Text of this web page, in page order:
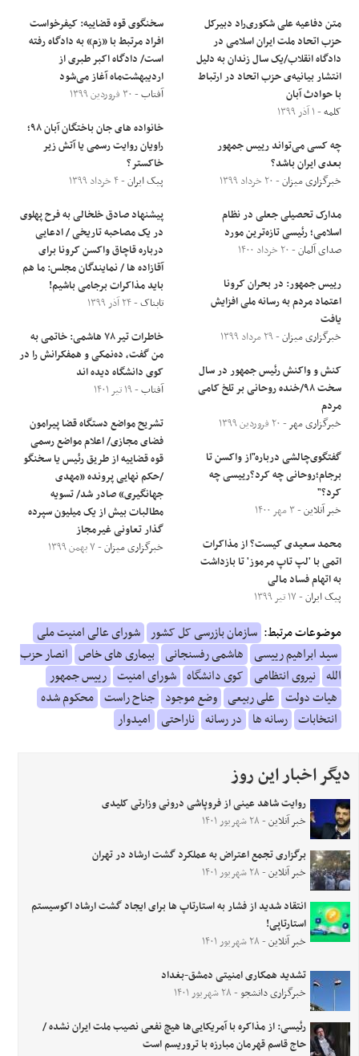
متن دفاعیه علی شکوری‌راد دبیرکل
حزب اتحاد ملت ایران اسلامی در
دادگاه انقلاب/یک سال زندان به دلیل
انتشار بیانیه‌ی حزب اتحاد در ارتباط
با حوادث آبان
کلمه- ۱ آذر ۱۳۹۹
چه کسی می‌تواند رییس جمهور
بعدی ایران باشد؟
خبرگزاری میزان- ۲۰ خرداد ۱۳۹۹
مدارک تحصیلی جعلی در نظام
اسلامی؛ رئیسی تازه‌ترین مورد
صدای آلمان- ۲۰ خرداد ۱۴۰۰
رییس جمهور: در بحران کرونا
اعتماد مردم به رسانه ملی افزایش
یافت
خبرگزاری میزان- ۲۹ مرداد ۱۳۹۹
کنش و واکنش رئیس جمهور در سال
سخت ۹۸/خنده روحانی بر تلخ کامی
مردم
خبرگزاری مهر- ۲۰ فروردین ۱۳۹۹
گفتگوی‌چالشی درباره"از واکسن تا
برجام؛روحانی چه کرد؟رییسی چه
کرد؟"
خبر آنلاین- ۳ مهر ۱۴۰۰
محمد سعیدی کیست؟ از مذاکرات
اتمی با 'لپ تاپ مرموز' تا بازداشت
به اتهام فساد مالی
پیک ایران- ۱۷ تیر ۱۳۹۹
سخنگوی قوه قضاییه: کیفرخواست
افراد مرتبط با «زم» به دادگاه رفته
است/ دادگاه اکبر طبری از
اردیبهشت‌ماه آغاز می‌شود
آفتاب- ۳۰ فروردین ۱۳۹۹
خانواده های جان باختگان آبان ۹۸؛
راویان روایت رسمی یا آتش زیر
خاکستر؟
پیک ایران- ۴ خرداد ۱۳۹۹
پیشنهاد صادق خلخالی به فرح پهلوی
در یک مصاحبه تاریخی / ادعایی
درباره قاچاق واکسن کرونا برای
آقازاده ها / نمایندگان مجلس: ما هم
باید مذاکرات برجامی باشیم!
تابناک- ۲۴ آذر ۱۳۹۹
خاطرات تیر ۷۸ هاشمی: خاتمی به
من گفت، ده‌نمکی و همفکرانش را در
کوی دانشگاه دیده اند
آفتاب- ۱۹ تیر ۱۴۰۱
تشریح مواضع دستگاه قضا پیرامون
فضای مجازی/ اعلام مواضع رسمی
قوه قضاییه از طریق رئیس یا سخنگو
/حکم نهایی پرونده «مهدی
جهانگیری» صادر شد/ تسویه
مطالبات بیش از یک میلیون سپرده
گذار تعاونی غیرمجاز
خبرگزاری میزان- ۷ بهمن ۱۳۹۹
موضوعات مرتبط: سازمان بازرسی کل کشور شورای عالی امنیت ملی
سید ابراهیم رییسی هاشمی رفسنجانی بیماری های خاص انصار حزب
الله نیروی انتظامی کوی دانشگاه شورای امنیت رییس جمهور
هیات دولت علی ربیعی وضع موجود جناح راست محکوم شده
انتخابات رسانه ها در رسانه ناراحتی امیدوار
دیگر اخبار این روز
روایت شاهد عینی از فروپاشی درونی وزارتی کلیدی
خبر آنلاین- ۲۸ شهریور ۱۴۰۱
برگزاری تجمع اعتراض به عملکرد گشت ارشاد در تهران
خبر آنلاین- ۲۸ شهریور ۱۴۰۱
انتقاد شدید از فشار به استارتاپ ها برای ایجاد گشت ارشاد اکوسیستم
استارتاپی!
خبر آنلاین- ۲۸ شهریور ۱۴۰۱
تشدید همکاری امنیتی دمشق-بغداد
خبرگزاری دانشجو- ۲۸ شهریور ۱۴۰۱
رئیسی: از مذاکره با آمریکایی‌ها هیچ نفعی نصیب ملت ایران نشده /
حاج قاسم قهرمان مبارزه با تروریسم است